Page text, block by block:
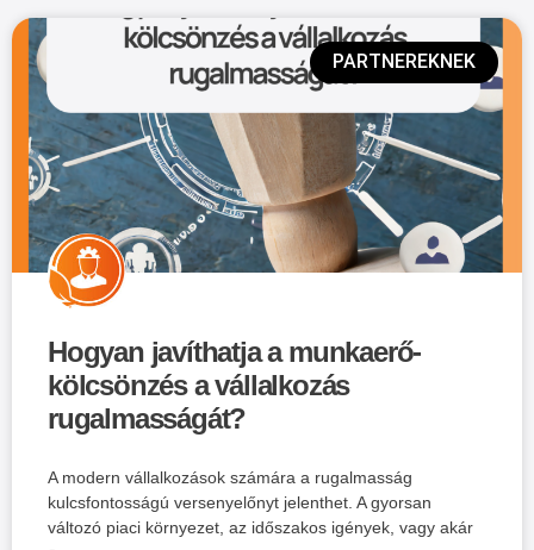
PARTNEREKNEK
Hogyan javíthatja a munkaerő-
kölcsönzés a vállalkozás
rugalmasságát?
A modern vállalkozások számára a rugalmasság
kulcsfontosságú versenyelőnyt jelenthet. A gyorsan
változó piaci környezet, az időszakos igények, vagy akár